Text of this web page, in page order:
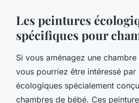
Les peintures
spécifiques pour
Si vous aménagez une
vous pourriez être intéressé par
écologiques spécialement
chambres de bébé. Ces